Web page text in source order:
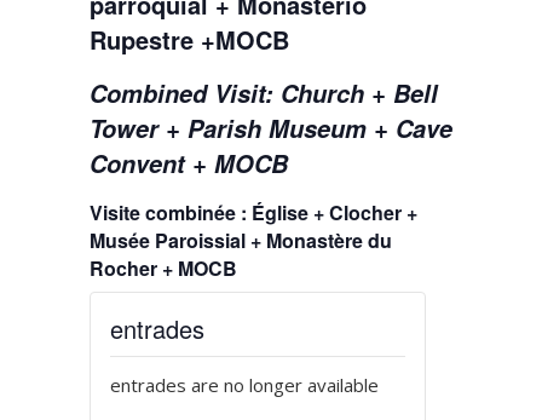
Rupestre +MOCB
Combined Visit: Church + Bell
Tower + Parish Museum + Cave
Convent + MOCB
Visite combinée : Église + Clocher +
Musée Paroissial + Monastère du
Rocher + MOCB
entrades
entrades are no longer available